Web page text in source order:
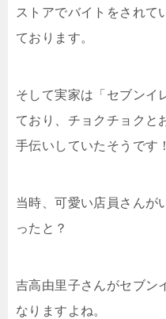
ストアでバイトをされて
ております。
そして実家は「セブンイ
ており、チョクチョクと
手伝いしていたそうです！
当時、可愛い店員さんが
ったと？
吉高由里子さんがセブン
なりますよね。